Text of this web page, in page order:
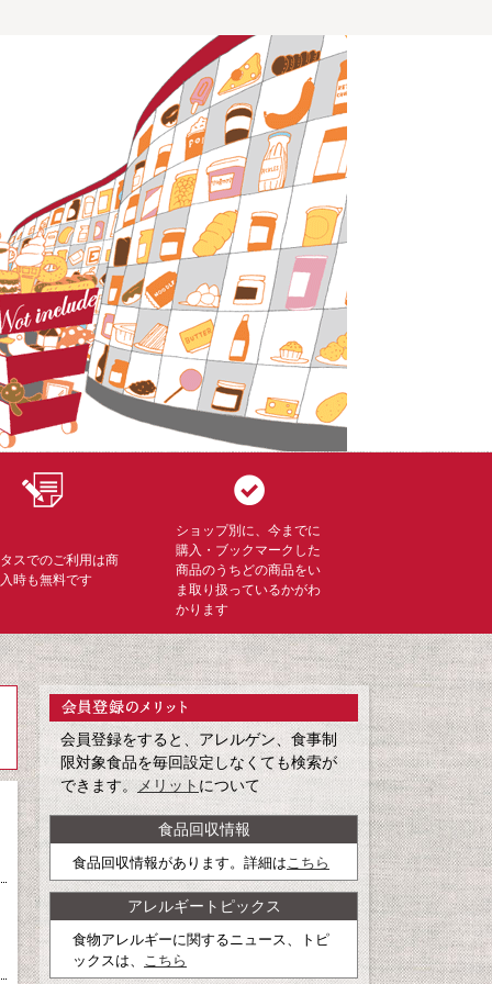
スでのご利用は商
時も無料です
ショップ別に、今までに
購入・ブックマークした
商品のうちどの商品をい
ま取り扱っているかがわ
かります
会員登録をすると、アレルゲン、食事制
限対象食品を毎回設定しなくても検索が
できます。メリットについて
食品回収情報
食品回収情報があります。詳細は こちら
アレルギートピックス
食物アレルギーに関するニュース、トピ
ックスは、
こちら